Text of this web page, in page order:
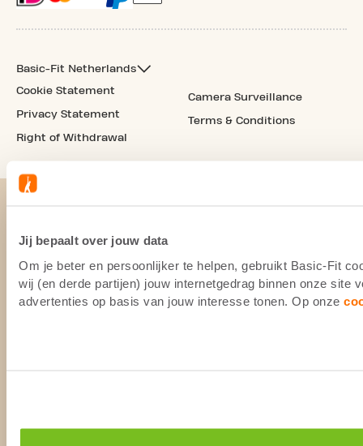
Jij bepaalt over jouw data
Om je beter en persoonlijker te helpen, gebruikt Basic-Fit
wij (en derde partijen) jouw internetgedrag binnen onze site
advertenties op basis van jouw interesse tonen. Op onze
Basic-Fit Netherlands
Cookie Statement
Privacy Statement
Right of Withdrawal
Camera Surveillance
Terms & Conditions